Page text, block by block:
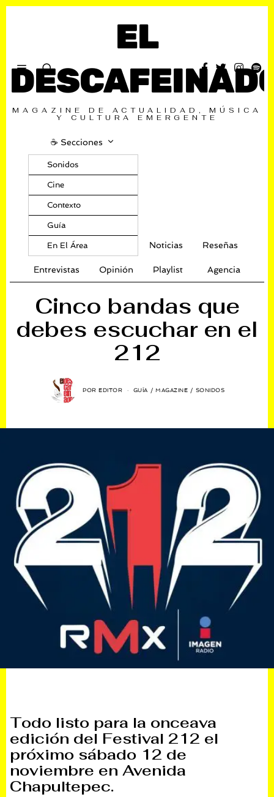
EL
MAGAZINE DE ACTUALIDAD, MÚSICA
Y CULTURA EMERGENTE
☕️ Secciones
Sonidos
Cine
Contexto
Guía
En El Área Noticias Reseñas
Entrevistas Opinión Playlist Agencia
Cinco bandas que
debes escuchar en el
212
POR EDITOR GUÍA / MAGAZINE / SONIDOS
Todo listo para la onceava
edición del Festival 212 el
próximo sábado 12 de
noviembre en Avenida
Chapultepec.